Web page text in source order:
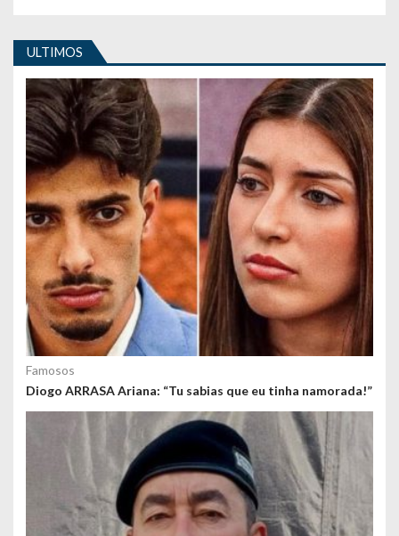
i
g
o
s
ULTIMOS
Famosos
Diogo ARRASA Ariana: “Tu sabias que eu tinha namorada!”